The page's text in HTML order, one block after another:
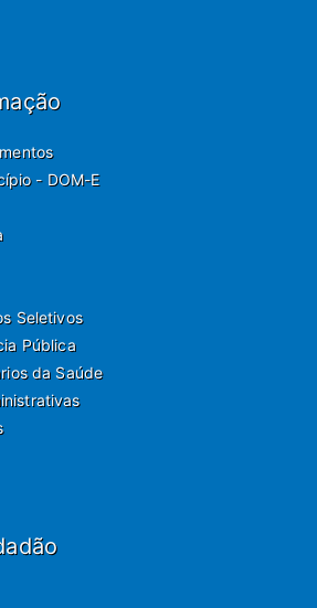
- DOM-E
Seletivos
Pública
da Saúde